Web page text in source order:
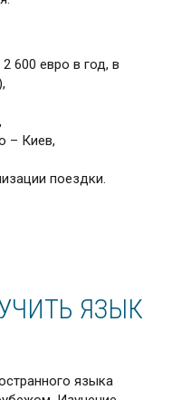
600 евро в год, в
– Киев,
поездки.
ЯЗЫК
языка